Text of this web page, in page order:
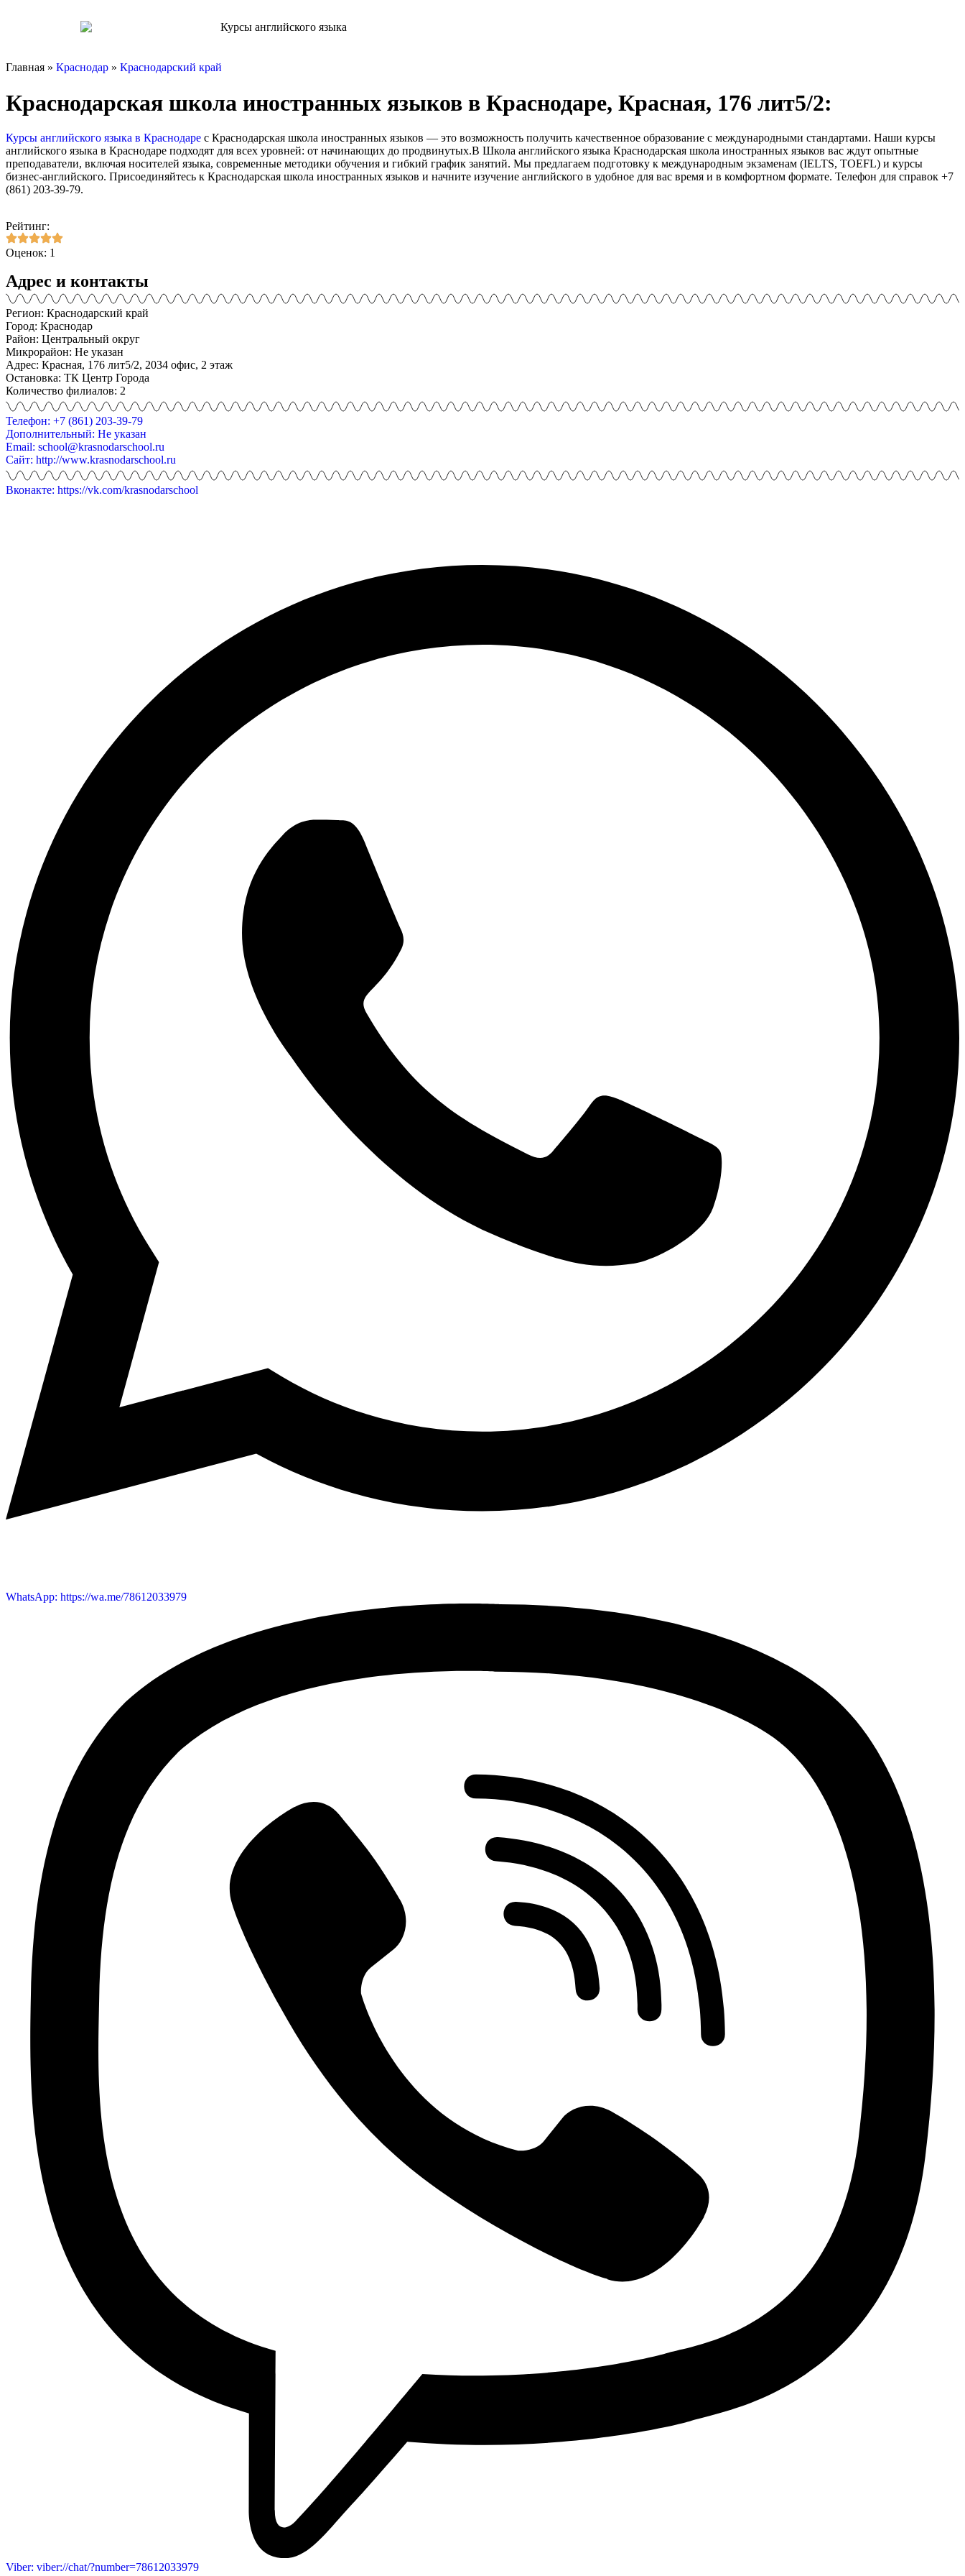
Главная » Краснодар » Краснодарский край
Краснодарская школа иностранных языков в Краснодаре, Красная, 176 лит5/2:
Курсы английского языка в Краснодаре с Краснодарская школа иностранных языков — это возможность получить качественное образование с международными стандартами. Наши курсы
английского языка в Краснодаре подходят для всех уровней: от начинающих до продвинутых.В Школа английского языка Краснодарская школа иностранных языков вас ждут опытные
преподаватели, включая носителей языка, современные методики обучения и гибкий график занятий. Мы предлагаем подготовку к международным экзаменам (IELTS, TOEFL) и курсы
бизнес-английского. Присоединяйтесь к Краснодарская школа иностранных языков и начните изучение английского в удобное для вас время и в комфортном формате. Телефон для справок +7
(861) 203-39-79.
Рейтинг:
Оценок: 1
Адрес и контакты
Регион: Краснодарский край
Город: Краснодар
Район: Центральный округ
Микрорайон: Не указан
Адрес: Красная, 176 лит5/2, 2034 офис, 2 этаж
Остановка: ТК Центр Города
Количество филиалов: 2
Телефон: +7 (861) 203-39-79
Дополнительный: Не указан
Email: school@krasnodarschool.ru
Сайт: http://www.krasnodarschool.ru
Вконакте: https://vk.com/krasnodarschool
WhatsApp: https://wa.me/78612033979
Viber: viber://chat/?number=78612033979